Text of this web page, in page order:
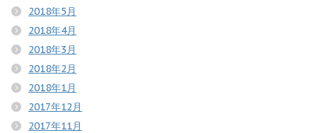
2018年5月
2018年4月
2018年3月
2018年2月
2018年1月
2017年12月
2017年11月